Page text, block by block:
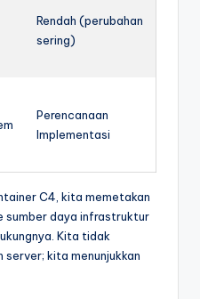
Rendah (perubahan
sering)
Perencanaan
Implementasi
C4, kita memetakan
sumber daya infrastruktur
Kita tidak
kita menunjukkan